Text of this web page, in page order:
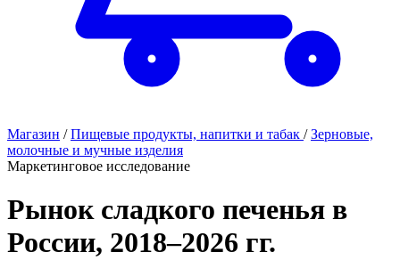
Магазин / Пищевые продукты, напитки и табак / Зерновые,
молочные и мучные изделия
Маркетинговое исследование
Рынок сладкого печенья в
России, 2018–2026 гг.